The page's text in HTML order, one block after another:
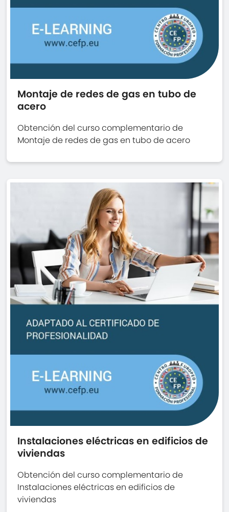
Montaje de redes de gas en tubo de
acero
Obtención del curso complementario de
Montaje de redes de gas en tubo de acero
Instalaciones eléctricas en edificios de
viviendas
Obtención del curso complementario de
Instalaciones eléctricas en edificios de
viviendas